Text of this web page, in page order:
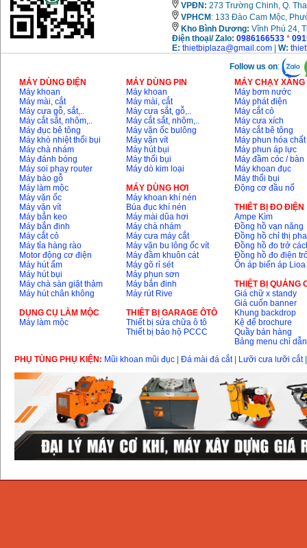
VPĐN: 273 Trường Chinh, Q.
VPHCM : 133 Đào Cam Mộc,
Kho Bình Dương: Vĩnh Phú 24,
Điện thoại/ Zalo: 0986166533 *
E: thietbiplaza@gmail.com W:
Follow us on:
MÁY DÙNG ĐIỆN
Máy khoan
Máy mài, cắt
Máy cưa gỗ, sắt,..
Máy cắt sắt, nhôm,..
Máy đục bê tông
Máy khò nhiệt thổi bụi
Máy chà nhám
Máy đánh bóng
Máy soi phay router
Máy bào gỗ
Máy làm mộc
Máy vặn ốc
Máy vặn vít
Máy bắn keo
Máy bắn đinh
Máy cắt cỏ
Máy tỉa hàng rào
Motor động cơ điện
Máy hút ẩm
Máy hút bụi
Máy chà sàn giặt thảm
Máy hút chân không
DỤNG CỤ LÀM MỘC
Máy làm mộc
MÁY DÙNG PIN
Máy khoan
Máy mài, cắt
Máy cưa sắt, gỗ,..
Máy cắt sắt, nhôm,..
Máy vặn ốc bulông
Máy vặn vít
Máy hút bụi
Máy thổi bụi
Máy dò kim loại
MÁY DÙNG HƠI
Máy khoan khí nén
Búa đục khí nén
Máy mài dũa hơi
Máy chà nhám
Máy cưa máy cắt
Máy vặn bu lông ốc vít
Máy đầm khuôn cát
Máy gõ rỉ sét
Máy phun sơn
Máy bắn đinh
Máy rút Rive
THIÊT BỊ GARAGE ÔTÔ
Thiết bị sửa chữa ô tô
Thiết bị bảo hộ PCCC
MÁY CHẠY
Máy bơm nước
Máy phát điện
Máy cắt cỏ
Máy cưa xích
Máy cắt bê tông
Máy phun hóa chất
Máy phun áp lực
Máy đầm cóc / bàn
Máy khoan đục
Máy thổi bụi
Động cơ đầu nổ
THIÊT BỊ ĐO ĐIỆN
Ampe Kìm
Đồng hồ vạn năng
Đồng hồ chỉ thị pha
Đồng hồ đo trở
Đồng hồ đo điện
Ổn áp biến áp Lioa
THIỆT BỊ QUẢNG
Giá chữ x standy
Giá cuốn banner
Khung backdrop
Kệ để brochure
Quầy bán hàng
Bảng menu chỉ dẫn
PHỤ TÙNG PHỤ KIỆN: Mũi khoan mũi đục Đá mài đá cắt| Lưỡi cưa lưỡi cắt